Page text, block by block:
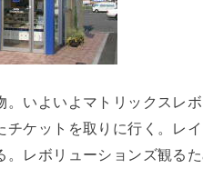
いよいよマトリックスレ
ケットを取りに行く。レ
レボリューションズ観る